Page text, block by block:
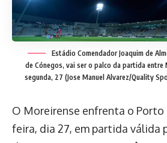
Estádio Comendador Joaquim de
de Cónegos, vai ser o palco da partida entre
segunda, 27 (Jose Manuel Alvarez/Quality
O Moreirense enfrenta o Porto
feira, dia 27, em partida válida